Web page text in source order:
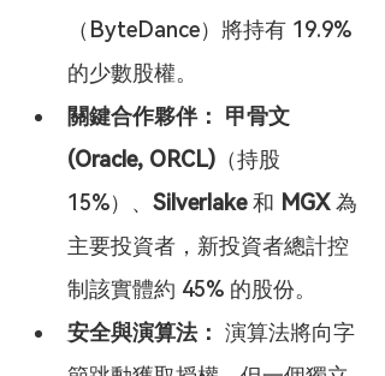
（ByteDance）將持有 19.9%
的少數股權。
關鍵合作夥伴：
甲骨文
(Oracle, ORCL) （持股
15%）、 Silverlake 和 MGX 為
主要投資者，新投資者總計控
制該實體約 45% 的股份。
安全與演算法： 演算法將向字